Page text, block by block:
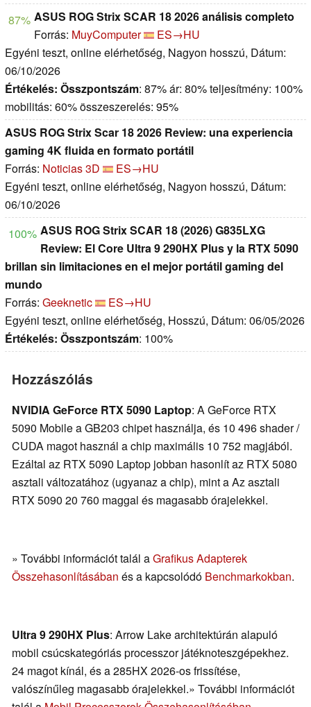
87% ASUS ROG Strix SCAR 18 2026 análisis completo
Forrás: MuyComputer
ES→HU
Egyéni teszt, online elérhetőség, Nagyon hosszú, Dátum:
06/10/2026
Értékelés: Összpontszám: 87% ár: 80% teljesítmény: 100%
mobilitás: 60% összeszerelés: 95%
ASUS ROG Strix Scar 18 2026 Review: una experiencia
gaming 4K fluida en formato portátil
Forrás: Noticias 3D
ES→HU
Egyéni teszt, online elérhetőség, Nagyon hosszú, Dátum:
06/10/2026
100% ASUS ROG Strix SCAR 18 (2026) G835LXG
Review: El Core Ultra 9 290HX Plus y la RTX 5090
brillan sin limitaciones en el mejor portátil gaming del
mundo
Forrás: Geeknetic
ES→HU
Egyéni teszt, online elérhetőség, Hosszú, Dátum: 06/05/2026
Értékelés: Összpontszám: 100%
Hozzászólás
NVIDIA GeForce RTX 5090 Laptop: A GeForce RTX
5090 Mobile a GB203 chipet használja, és 10 496 shader /
CUDA magot használ a chip maximális 10 752 magjából.
Ezáltal az RTX 5090 Laptop jobban hasonlít az RTX 5080
asztali változatához (ugyanaz a chip), mint a Az asztali
RTX 5090 20 760 maggal és magasabb órajelekkel.
» További információt talál aGrafikus Adapterek
Összehasonlításában és a kapcsolódó Benchmarkokban.
Ultra 9 290HX Plus: Arrow Lake architektúrán alapuló
mobil csúcskategóriás processzor játéknoteszgépekhez.
24 magot kínál, és a 285HX 2026-os frissítése,
valószínűleg magasabb órajelekkel.» További információt